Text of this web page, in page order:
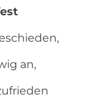
an,